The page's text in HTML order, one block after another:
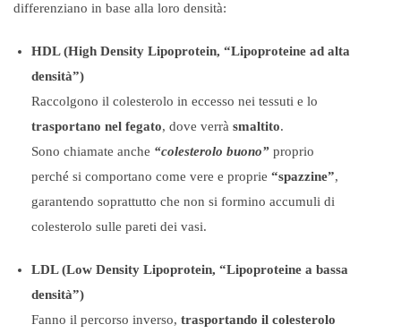
differenziano in base alla loro densità:
HDL (High Density Lipoprotein, “Lipoproteine ad alta
densità”)
Raccolgono il colesterolo in eccesso nei tessuti e lo
trasportano nel fegato, dove verrà smaltito.
Sono chiamate anche “colesterolo buono” proprio
perché si comportano come vere e proprie “spazzine”,
garantendo soprattutto che non si formino accumuli di
colesterolo sulle pareti dei vasi.
LDL (Low Density Lipoprotein, “Lipoproteine a bassa
densità”)
Fanno il percorso inverso, trasportando il colesterolo